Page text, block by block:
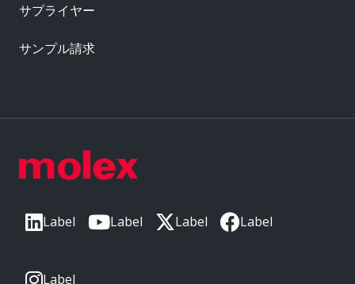
Label Label Label Label
Label
サプライヤー
サンプル請求